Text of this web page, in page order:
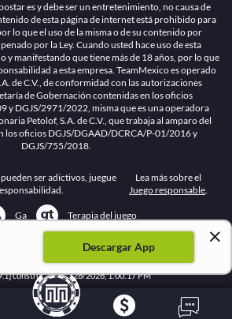
Descargar App
es y debe ser un entretenimiento, no causa de
de esta página de internet está prohibido para
lo que el uso de la misma o de su contenido por
por la Ley. Cuando usted hace uso de esta
y manifestando que tiene más de 18 años, por lo que
a esta empresa. TeamMexico es operado
de C.V., de conformidad con las autorizaciones
de Gobernación contenidas en los oficios
y DGJS/2971/2022, misma que es una operadora
Petolof, S.A. de C.V., que trabaja al amparo del
los oficios DGJS/DGAAD/DCRCA/P-01/2016 y
DGJS/755/2018.
ser adictivos, juegue
Lea más sobre el
Juego responsable.
Ga Terapia del juego
| Reservados todos los derechos
construido en 7/28/2026, 1:00:17 PM